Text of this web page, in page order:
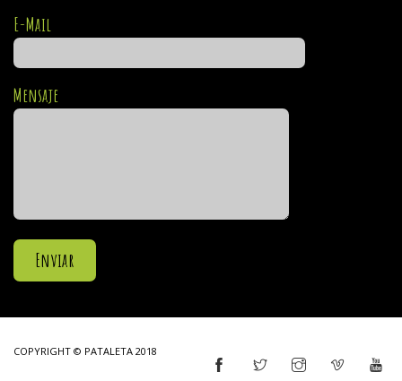
E-Mail
Mensaje
COPYRIGHT © PATALETA 2018